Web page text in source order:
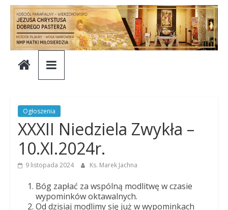
Skip
content
Parafia
Chrystusa
Dobrego
Pasterza
Parafia
Ogłoszenia
XXXII Niedziela Zwykła –
10.XI.2024r.
9 listopada 2024 Ks. Marek Jachna
Bóg zapłać za wspólną modlitwę w czasie
wypominków oktawalnych.
Od dzisiaj modlimy się już w wypominkach